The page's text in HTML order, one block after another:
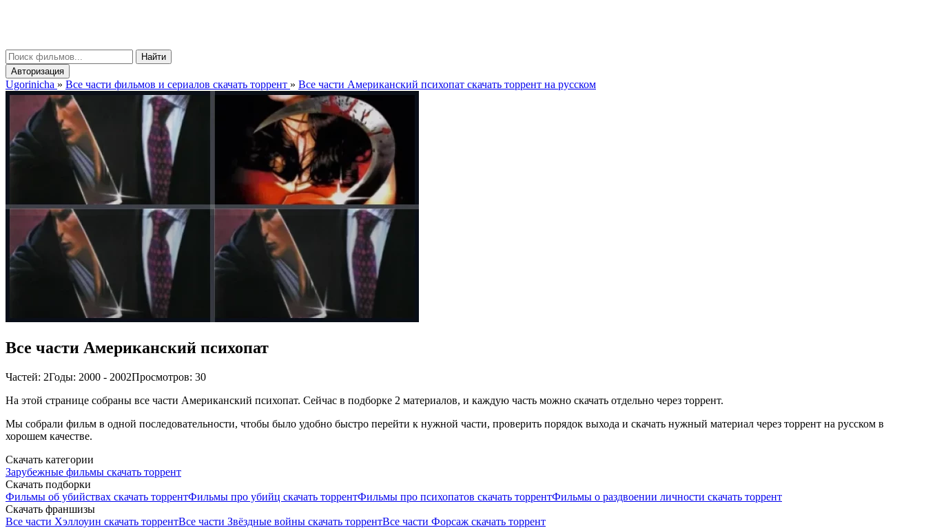
Найти
Авторизация
Ugorinicha » Все части фильмов и сериалов скачать торрент » Все части Американский психопат скачать торрент на русском
Все части Американский психопат
Частей: 2Годы: 2000 - 2002Просмотров: 30
На этой странице собраны все части Американский психопат. Сейчас в подборке 2 материалов, и каждую часть можно скачать отдельно через торрент.
Мы собрали фильм в одной последовательности, чтобы было удобно быстро перейти к нужной части, проверить порядок выхода и скачать нужный материал через торрент на русском в
хорошем качестве.
Скачать категории
Зарубежные фильмы скачать торрент
Скачать подборки
Фильмы об убийствах скачать торрентФильмы про убийц скачать торрентФильмы про психопатов скачать торрентФильмы о раздвоении личности скачать торрент
Скачать франшизы
Все части Хэллоуин скачать торрентВсе части Звёздные войны скачать торрентВсе части Форсаж скачать торрент